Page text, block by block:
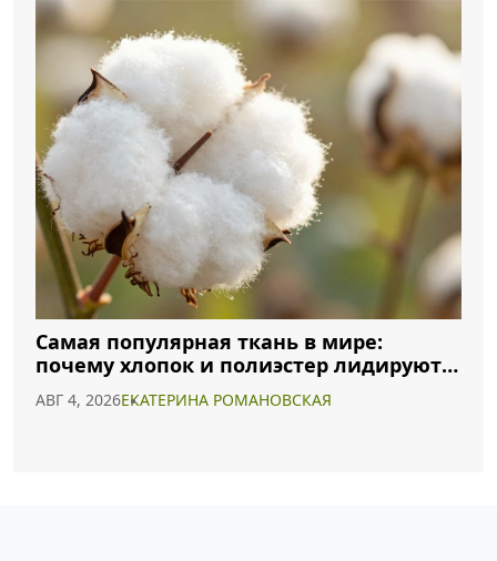
Самая популярная ткань в мире:
почему хлопок и полиэстер лидируют в
2026 году
АВГ 4, 2026ЕКАТЕРИНА РОМАНОВСКАЯ